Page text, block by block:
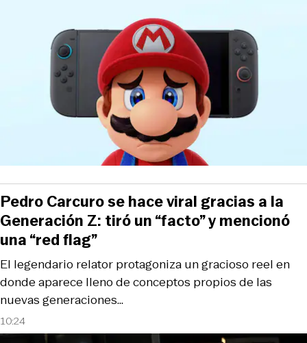
10:24
El legendario relator protagoniza un gracioso reel en
donde aparece lleno de conceptos propios de las
nuevas generaciones…
Pedro Carcuro se hace viral gracias a la
Generación Z: tiró un “facto” y mencionó
una “red flag”